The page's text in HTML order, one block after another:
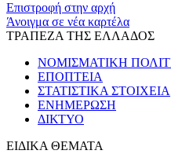
Επιστροφή στην αρχή
Άνοιγμα σε νέα καρτέλα
ΤΡΑΠΕΖΑ ΤΗΣ ΕΛΛΑΔΟΣ
ΝΟΜΙΣΜΑΤΙΚΗ
ΕΠΟΠΤΕΙΑ
ΣΤΑΤΙΣΤΙΚΑ ΣΤΟΙΧΕΙΑ
ΕΝΗΜΕΡΩΣΗ
ΔΙΚΤΥΟ
ΕΙΔΙΚΑ ΘΕΜΑΤΑ